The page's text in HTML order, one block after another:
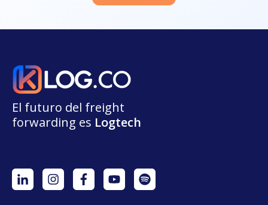
El futuro del freight
forwarding es Logtech